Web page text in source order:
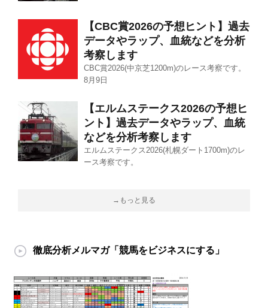
【CBC賞2026の予想ヒント】過去
データやラップ、血統などを分析
考察します
CBC賞2026(中京芝1200m)のレース考察です。
8月9日
【エルムステークス2026の予想ヒ
ント】過去データやラップ、血統
などを分析考察します
エルムステークス2026(札幌ダート1700m)のレ
ース考察です。
→もっと見る
徹底分析メルマガ「競馬をビジネスにする」